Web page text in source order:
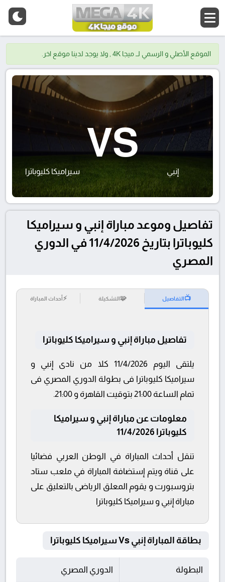
الموقع الأصلي و الرسمي لــ ميجا 4K , ولا يوجد لدينا موقع اخر.
إنبي
VS
سيراميكا كليوباترا
تفاصيل وموعد مباراة إنبي و سيراميكا
كليوباترا بتاريخ 11/4/2026 في الدوري
المصري
📺التفاصيل 🧩التشكيلة ⚡أحداث المباراة
تفاصيل مباراة إنبي و سيراميكا كليوباترا
يلتقى اليوم 11/4/2026 كلا من نادى إنبي و
سيراميكا كليوباترا فى بطولة الدوري المصري فى
تمام الساعة 21:00 بتوقيت القاهرة و 21:00.
معلومات عن مباراة إنبي و سيراميكا
كليوباترا 11/4/2026
تنقل أحداث المباراة في الوطن العربي فضائيا
على قناة ويتم إستضافة المباراة في ملعب ستاد
بتروسبورت و يقوم المعلق الرياضى بالتعليق على
مباراة إنبي و سيراميكا كليوباترا
بطاقة المباراة إنبي Vs سيراميكا كليوباترا
البطولة الدوري المصري